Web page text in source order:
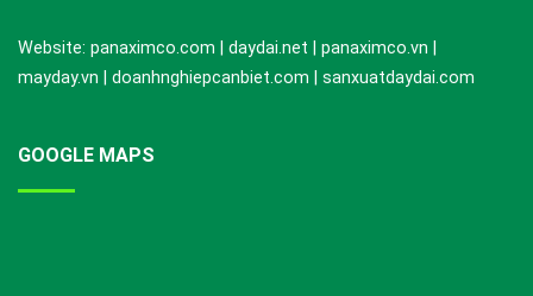
Website: panaximco.com | daydai.net | panaximco.vn |
mayday.vn | doanhnghiepcanbiet.com | sanxuatdaydai.com
GOOGLE MAPS